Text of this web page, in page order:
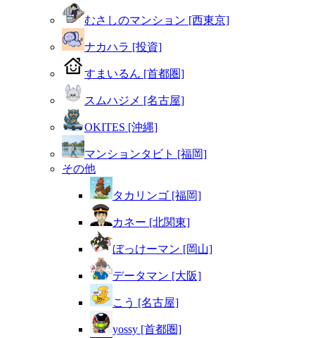
むさしのマンション [西東京]
ナカハラ [投資]
すまいるん [首都圏]
スムハジメ [名古屋]
OKITES [沖縄]
マンションタビト [福岡]
その他
タカリンゴ [福岡]
カネー [北関東]
ぼっけーマン [岡山]
データマン [大阪]
こう [名古屋]
yossy [首都圏]